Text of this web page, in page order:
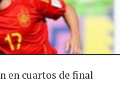
en cuartos de final